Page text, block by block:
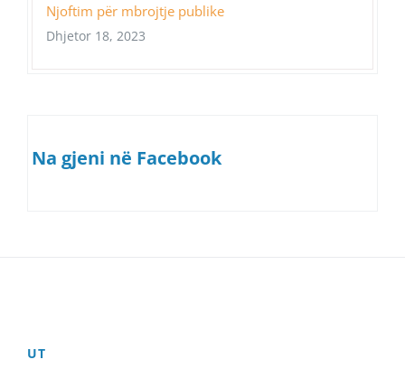
Njoftim për mbrojtje publike
Dhjetor 18, 2023
Na gjeni në Facebook
UT